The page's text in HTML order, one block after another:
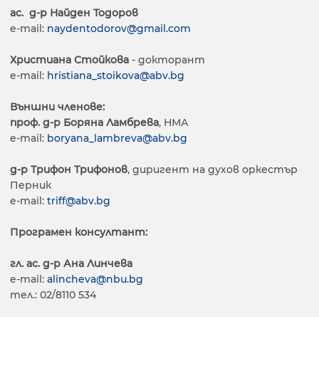
ас. д-р Найден Тодоров
e-mail: naydentodorov@gmail.com
Христиана Стойкова - докторант
e-mail: hristiana_stoikova@abv.bg
Външни членове:
проф. д-р Боряна Ламбрева, НМА
e-mail: boryana_lambreva@abv.bg
д-р Трифон Трифонов, диригент на духов оркестър
Перник
e-mail: triff@abv.bg
Програмен консултант:
гл. ас. д-р Ана Линчева
e-mail: alincheva@nbu.bg
тел.: 02/8110 534